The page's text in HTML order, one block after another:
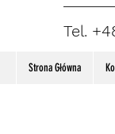
Tel.
Strona Główna